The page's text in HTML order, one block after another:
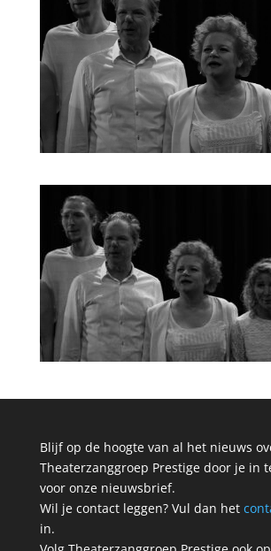
Blijf op de hoogte van al het nieuws
Theaterzanggroep Prestige door je in
voor onze nieuwsbrief.
Wil je contact leggen? Vul dan het
in.